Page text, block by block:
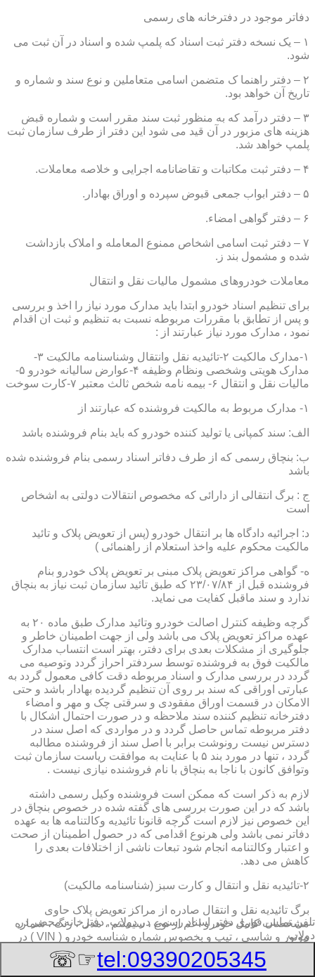
دفاتر موجود در دفترخانه های رسمی
۱ – یک نسخه دفتر ثبت اسناد که پلمپ شده و اسناد در آن ثبت می
شود.
۲ – دفتر راهنما ک متضمن اسامی متعاملین و نوع سند و شماره و
تاریخ آن خواهد بود.
۳ – دفتر درآمد که به منظور ثبت سند مقرر است و شماره قبض
هزینه های مزبور در آن قید می شود این دفتر از طرف سازمان ثبت
پلمپ خواهد شد.
۴ – دفتر ثبت مکاتبات و تقاضانامه اجرایی و خلاصه معاملات.
۵ – دفتر ابواب جمعی قبوض سپرده و اوراق بهادار.
۶ – دفتر گواهی امضاء.
۷ – دفتر ثبت اسامی اشخاص ممنوع المعامله و املاک بازداشت
شده و مشمول بند ز.
معاملات خودروهای مشمول مالیات نقل و انتقال
برای تنظیم اسناد خودرو ابتدا باید مدارک مورد نیاز را اخذ و بررسی
و پس از تطابق با مقررات مربوطه نسبت به تنظیم و ثبت ان اقدام
نمود ، مدارک مورد نیاز عبارتند از :
۱-مدارک مالکیت ۲-تائیدیه نقل وانتقال وشناسنامه مالکیت ۳-
مدارک هویتی وشخصی ونظام وظیفه ۴-عوارض سالیانه خودرو ۵-
مالیات نقل و انتقال ۶- بیمه نامه شخص ثالث معتبر ۷-کارت سوخت
۱- مدارک مربوط به مالکیت فروشنده که عبارتند از
الف: سند کمپانی یا تولید کننده خودرو که باید بنام فروشنده باشد
ب: بنچاق رسمی که از طرف دفاتر اسناد رسمی بنام فروشنده شده
باشد
ج : برگ انتقالی از دارائی که مخصوص انتقالات دولتی به اشخاص
است
د: اجرائیه دادگاه ها بر انتقال خودرو (پس از تعویض پلاک و تائید
مالکیت محکوم علیه واخذ استعلام از راهنمائی )
ه- گواهی مراکز تعویض پلاک مبنی بر تعویض پلاک خودرو بنام
فروشنده قبل از ۲۳/۰۷/۸۴ که طبق تائید سازمان ثبت نیاز به بنچاق
ندارد و سند ماقبل کفایت می نماید.
گرچه وظیفه کنترل اصالت خودرو وتائید مدارک طبق ماده ۲۰ به
عهده مراکز تعویض پلاک می باشد ولی از جهت اطمینان خاطر و
جلوگیری از مشکلات بعدی برای دفتر، بهتر است انتساب مدارک
مالکیت فوق به فروشنده توسط سردفتر احراز گردد وتوصیه می
گردد در بررسی مدارک و اسناد مربوطه دقت کافی معمول گردد به
عبارتی اوراقی که سند بر روی آن تنظیم گردیده بهادار باشد و حتی
الامکان در قسمت اوراق مفقودی و سرقتی چک و مهر و امضاء
دفترخانه تنظیم کننده سند ملاحظه و در صورت احتمال اشکال با
دفتر مربوطه تماس حاصل گردد و در مواردی که اصل سند در
دسترس نیست رونوشت برابر با اصل سند از فروشنده مطالبه
گردد ، تنها در مورد بند ۵ با عنایت به موافقت ریاست سازمان ثبت
وتوافق کانون با ناجا به بنچاق با نام فروشنده نیازی نیست .
لازم به ذکر است که ممکن است فروشنده وکیل رسمی داشته
باشد که در این صورت بررسی های گفته شده در خصوص بنچاق در
این خصوص نیز لازم است گرچه قانونا تائیدیه وکالتنامه ها به عهده
دفاتر نمی باشد ولی هرنوع اقدامی که در حصول اطمینان از صحت
و اعتبار وکالتنامه انجام شود تبعات ناشی از اختلافات بعدی را
کاهش می دهد.
۲-تائیدیه نقل و انتقال و کارت سبز (شناسنامه مالکیت)
برگ تائیدیه نقل و انتقال صادره از مراکز تعویض پلاک حاوی
مشخصات کامل خودرو اعم از نوع ، سیستم ، مدل ، رنگ ، شماره
موتور و شاسی ، تیپ و بخصوس شماره شناسه خودرو ( VIN ) در
صدر صفحه و مشخصات فروشنده و خریدار اعم از مشخصات
سجلی و شماره ملی و کدپستی و آدرس و شماره انتظامی
تلفن تماس فوری دفتر اسناد رسمی در دولاب, دفترخانه,محضر در
دولاب
tel:09390205345
☞☏